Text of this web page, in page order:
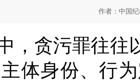
作者：中国
，贪污罪往往
体身份、行